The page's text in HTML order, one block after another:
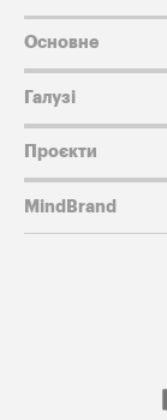
Основне
Галузі
Проєкти
MindBrand